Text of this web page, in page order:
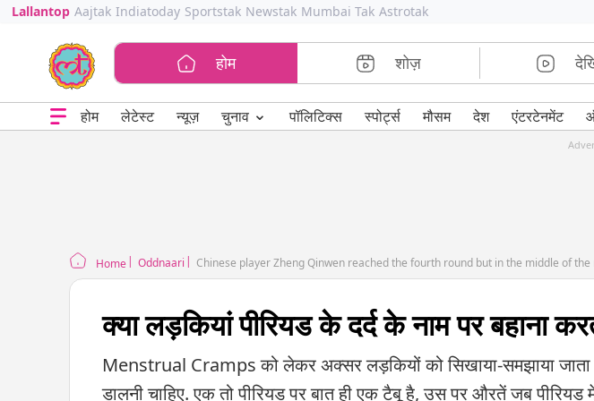
Lallantop Aajtak Indiatoday Sportstak Newstak Mumbai Tak Astrotak
होम शोज़
होम लेटेस्ट न्यूज़ चुनाव ⌄ पॉलिटिक्स स्पोर्ट्स मौसम देश एंटरटेनमेंट
Home Oddnaari
क्या लड़कियां पीरियड के दर्द के नाम पर बहाना
Menstrual Cramps को लेकर अक्सर लड़कियों को सिखाया-समझाया
डालनी चाहिए. एक तो पीरियड पर बात ही एक टैबू है, उस पर औरतें जब पीरियड